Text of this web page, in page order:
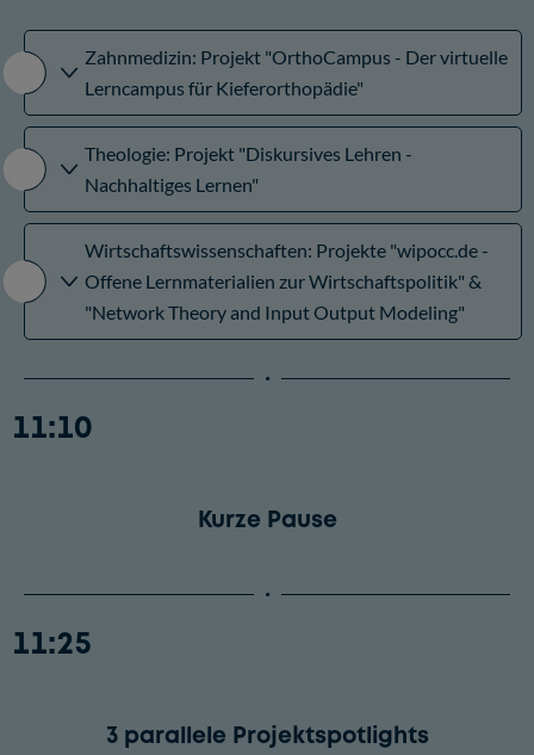
Zahnmedizin: Projekt "OrthoCampus - Der virtuelle
Lerncampus für Kieferorthopädie"
Theologie: Projekt "Diskursives Lehren -
Nachhaltiges Lernen"
Wirtschaftswissenschaften: Projekte "wipocc.de -
Offene Lernmaterialien zur Wirtschaftspolitik" &
"Network Theory and Input Output Modeling"
11:10
Kurze Pause
11:25
3 parallele Projektspotlights